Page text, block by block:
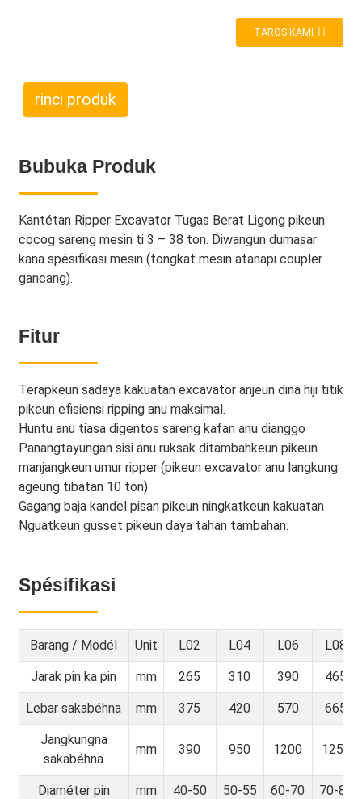
TAROS KAMI
rinci produk
Bubuka Produk
Kantétan Ripper Excavator Tugas Berat Ligong pikeun
cocog sareng mesin ti 3 – 38 ton. Diwangun dumasar
kana spésifikasi mesin (tongkat mesin atanapi coupler
gancang).
Fitur
Terapkeun sadaya kakuatan excavator anjeun dina hiji titik
pikeun efisiensi ripping anu maksimal.
Huntu anu tiasa digentos sareng kafan anu dianggo
Panangtayungan sisi anu ruksak ditambahkeun pikeun
manjangkeun umur ripper (pikeun excavator anu langkung
ageung tibatan 10 ton)
Gagang baja kandel pisan pikeun ningkatkeun kakuatan
Nguatkeun gusset pikeun daya tahan tambahan.
Spésifikasi
Barang / Modél Unit L02 L04 L06 L08
Jarak pin ka pin mm 265 310 390 465
Lebar sakabéhna mm 375 420 570 665
Jangkungna
sakabéhna
mm 390 950 1200 1250
Diaméter pin mm 40-50 50-55 60-70 70-80